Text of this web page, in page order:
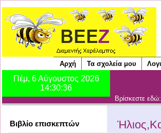
Αρχή Τα σχολεία μου
Βρίσκεστε εδώ:
Βιβλίο επισκεπτών